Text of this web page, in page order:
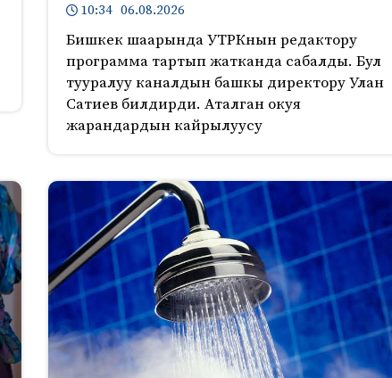
10:34 06.08.2026
Бишкек шаарында УТРКнын редактору
программа тартып жатканда сабалды. Бул
тууралуу каналдын башкы директору Улан
Сатиев билдирди. Аталган окуя
жарандардын кайрылуусу